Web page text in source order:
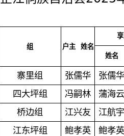
组 户主 姓名
姓名
寨里组 张儒华 张儒华
四大坪组 冯嗣林 蒲海云
桥边组 江兴友 江航宇
江东坪组 鲍孝英 鲍孝英